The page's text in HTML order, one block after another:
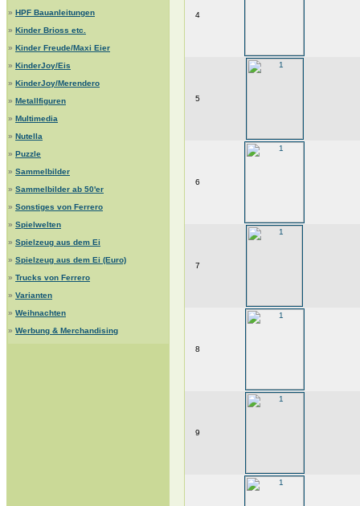
» HPF Bauanleitungen
» Kinder Brioss etc.
» Kinder Freude/Maxi Eier
» KinderJoy/Eis
» KinderJoy/Merendero
» Metallfiguren
» Multimedia
» Nutella
» Puzzle
» Sammelbilder
» Sammelbilder ab 50'er
» Sonstiges von Ferrero
» Spielwelten
» Spielzeug aus dem Ei
» Spielzeug aus dem Ei (Euro)
» Trucks von Ferrero
» Varianten
» Weihnachten
» Werbung & Merchandising
4
5
6
7
8
9